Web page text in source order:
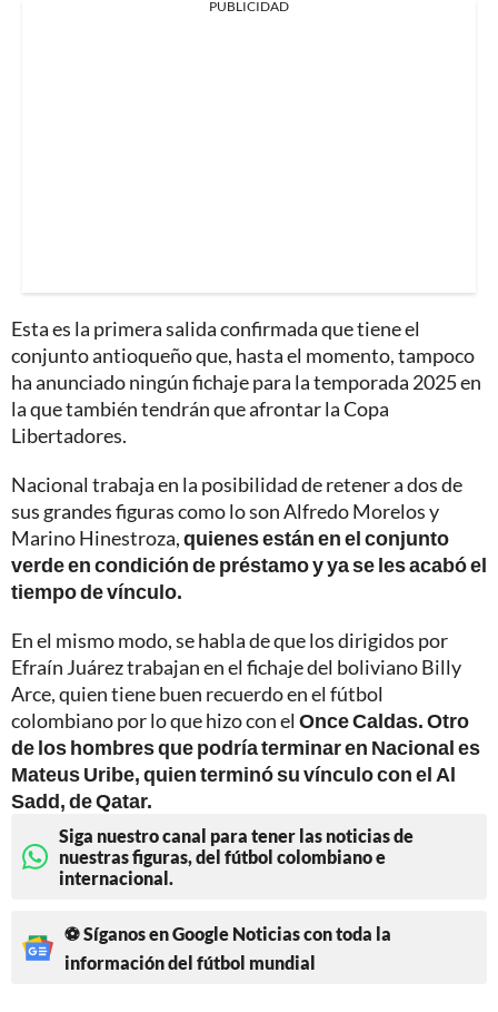
PUBLICIDAD
Esta es la primera salida confirmada que tiene el
conjunto antioqueño que, hasta el momento, tampoco
ha anunciado ningún fichaje para la temporada 2025 en
la que también tendrán que afrontar la Copa
Libertadores.
Nacional trabaja en la posibilidad de retener a dos de
sus grandes figuras como lo son Alfredo Morelos y
Marino Hinestroza,quienes están en el conjunto
verde en condición de préstamo y ya se les acabó el
tiempo de vínculo.
En el mismo modo, se habla de que los dirigidos por
Efraín Juárez trabajan en el fichaje del boliviano Billy
Arce, quien tiene buen recuerdo en el fútbol
colombiano por lo que hizo con el Once Caldas. Otro
de los hombres que podría terminar en Nacional es
Mateus Uribe, quien terminó su vínculo con el Al
Sadd, de Qatar.
Siga nuestro canal para tener las noticias de
nuestras figuras, del fútbol colombiano e
internacional.
⚽ Síganos en Google Noticias con toda la
información del fútbol mundial